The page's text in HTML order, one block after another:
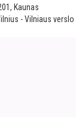
Kaunas
- Vilniaus verslo